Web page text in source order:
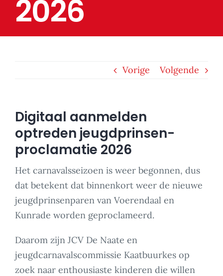
2026
Vorige Volgende
Digitaal aanmelden
optreden jeugdprinsen-
proclamatie 2026
Het carnavalsseizoen is weer begonnen, dus
dat betekent dat binnenkort weer de nieuwe
jeugdprinsenparen van Voerendaal en
Kunrade worden geproclameerd.
Daarom zijn JCV De Naate en
jeugdcarnavalscommissie Kaatbuurkes op
zoek naar enthousiaste kinderen die willen